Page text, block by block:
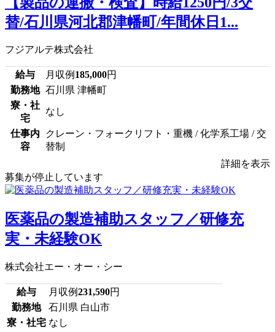
替/石川県河北郡津幡町/年間休日1...
フジアルテ株式会社
給与 月収例 185,000円
勤務地 石川県 津幡町
寮・社
宅
なし
仕事内
容
クレーン・フォークリフト・重機 / 化学系工場 / 交
替制
詳細を表示
募集が停止しています
医薬品の製造補助スタッフ／研修充
実・未経験OK
株式会社エー・オー・シー
給与 月収例231,590円
勤務地
石川県 白山市
寮・社宅 なし